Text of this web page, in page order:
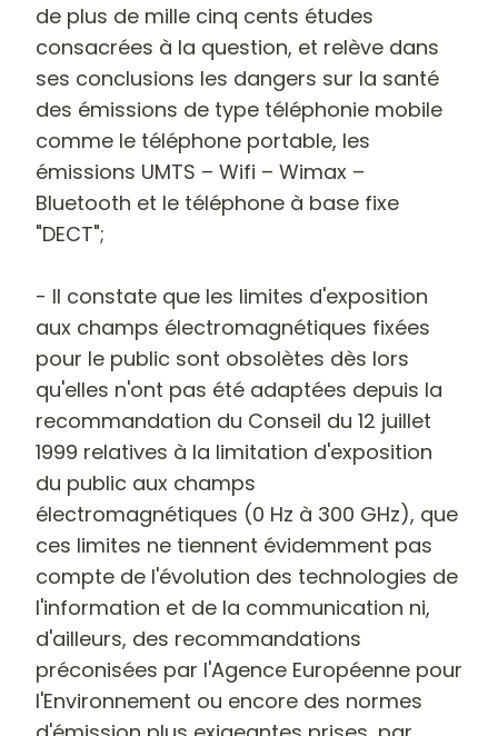
de plus de mille cinq cents études
consacrées à la question, et relève dans
ses conclusions les dangers sur la santé
des émissions de type téléphonie mobile
comme le téléphone portable, les
émissions UMTS – Wifi – Wimax –
Bluetooth et le téléphone à base fixe
"DECT";
- Il constate que les limites d'exposition
aux champs électromagnétiques fixées
pour le public sont obsolètes dès lors
qu'elles n'ont pas été adaptées depuis la
recommandation du Conseil du 12 juillet
1999 relatives à la limitation d'exposition
du public aux champs
électromagnétiques (0 Hz à 300 GHz), que
ces limites ne tiennent évidemment pas
compte de l'évolution des technologies de
l'information et de la communication ni,
d'ailleurs, des recommandations
préconisées par l'Agence Européenne pour
l'Environnement ou encore des normes